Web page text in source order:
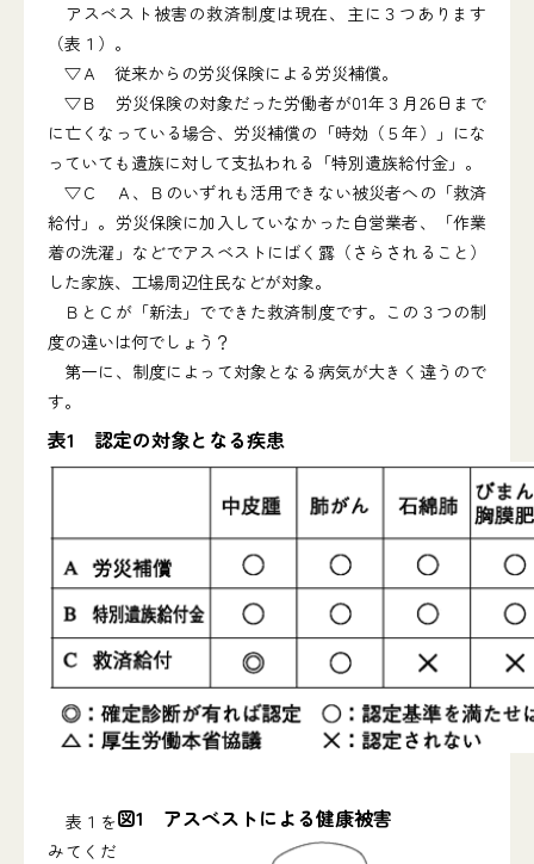
アスベスト被害の救済制度は現在、主に３つあります
（表１）。
▽Ａ 従来からの労災保険による労災補償。
▽Ｂ 労災保険の対象だった労働者が01年３月26日まで
に亡くなっている場合、労災補償の「時効（５年）」にな
っていても遺族に対して支払われる「特別遺族給付金」。
▽Ｃ Ａ、Ｂのいずれも活用できない被災者への「救済
給付」。労災保険に加入していなかった自営業者、「作業
着の洗濯」などでアスベストにばく露（さらされること）
した家族、工場周辺住民などが対象。
ＢとＣが「新法」でできた救済制度です。この３つの制
度の違いは何でしょう？
第一に、制度によって対象となる病気が大きく違うので
す。
表1 認定の対象となる疾患
図1 アスベストによる健康被害
表１を
みてくだ